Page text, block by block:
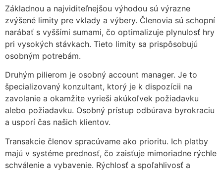
Základnou a najviditeľnejšou výhodou sú výrazne
zvýšené limity pre vklady a výbery. Členovia sú schopní
narábať s vyššími sumami, čo optimalizuje plynulosť hry
pri vysokých stávkach. Tieto limity sa prispôsobujú
osobným potrebám.
Druhým pilierom je osobný account manager. Je to
špecializovaný konzultant, ktorý je k dispozícii na
zavolanie a okamžite vyrieši akúkoľvek požiadavku
alebo požiadavku. Osobný prístup odbúrava byrokraciu
a usporí čas našich klientov.
Transakcie členov spracúvame ako prioritu. Ich platby
majú v systéme prednosť, čo zaisťuje mimoriadne rýchle
schválenie a vybavenie. Rýchlosť a spoľahlivosť a